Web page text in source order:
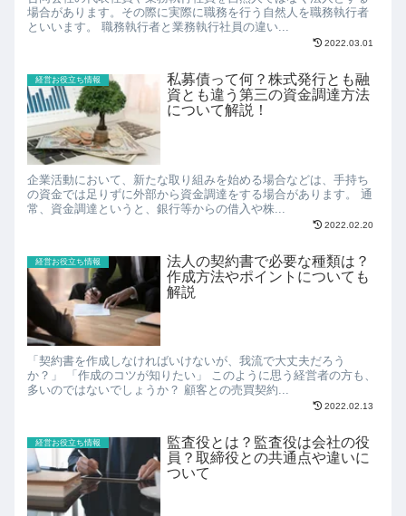
場合があります。その際に実際に職務を行う自然人を職務執行者
といいます。 職務執行者と業務執行社員の違い...
2022.03.01
経営お役立ち情報
私募債って何？株式発行とも融
資とも違う第三の資金調達方法
について解説！
企業活動において、新たな取り組みを始める場合などは、手持ち
の資金では足りずに外部から資金調達をする場合があります。 通
常、資金調達というと、銀行等からの借入や株...
2022.02.20
経営お役立ち情報
法人の契約書で必要な種類は？
作成方法やポイントについても
解説
「契約書を作成しなければいけないが、我流で大丈夫だろう
か？」 「作成のコツが知りたい」 このように思う経営者の方も、
多いのではないでしょうか？ 顧客との売買契約...
2022.02.13
経営お役立ち情報
監査役とは？監査役は会社の役
員？取締役との共通点や違いに
ついて